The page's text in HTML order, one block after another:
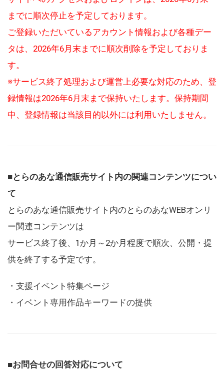
までに順次停止を予定しております。
ご登録いただいているアカウント情報および各種デー
タは、2026年6月末までに順次削除を予定しておりま
す。
※サービス終了処理および運営上必要な対応のため、登
録情報は2026年6月末まで保持いたします。保持期間
中、登録情報は当該目的以外には利用いたしません。
■とらのあな通信販売サイト内の関連コンテンツについ
て
とらのあな通信販売サイト内のとらのあなWEBオンリ
ー関連コンテンツは
サービス終了後、1か月～2か月程度で順次、公開・提
供を終了する予定です。
・支援イベント特集ページ
・イベント専用作品キーワードの提供
■お問合せの回答対応について